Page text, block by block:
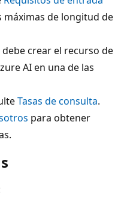
máximas de longitud de
debe crear el recurso de
AI en una de las
Tasas de consulta.
para obtener